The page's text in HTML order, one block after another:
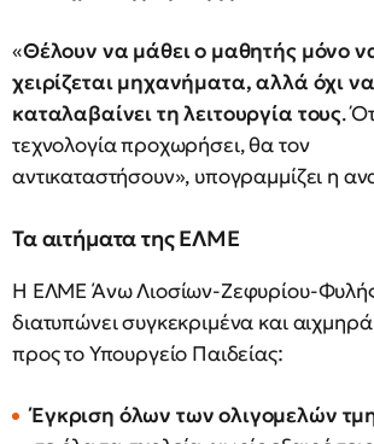
«Θέλουν να μάθει ο μαθητής μόνο
χειρίζεται μηχανήματα, αλλά όχι να
καταλαβαίνει τη λειτουργία τους.
τεχνολογία προχωρήσει, θα τον
αντικαταστήσουν», υπογραμμίζει η
Τα αιτήματα της ΕΛΜΕ
Η ΕΛΜΕ Άνω Λιοσίων-Ζεφυρίου-
διατυπώνει συγκεκριμένα και
προς το Υπουργείο Παιδείας:
Έγκριση όλων των ολιγομελών